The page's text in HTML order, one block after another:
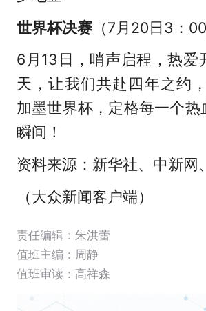
世界杯决赛（7月20日3：00
6月13日，哨声启程，热爱
天，让我们共赴四年之约
加墨世界杯，定格每一个热
瞬间！
资料来源：新华社、中新网
（大众新闻客户端）
责任编辑：朱洪蕾
值班主编： 周静
值班审读：高祥森